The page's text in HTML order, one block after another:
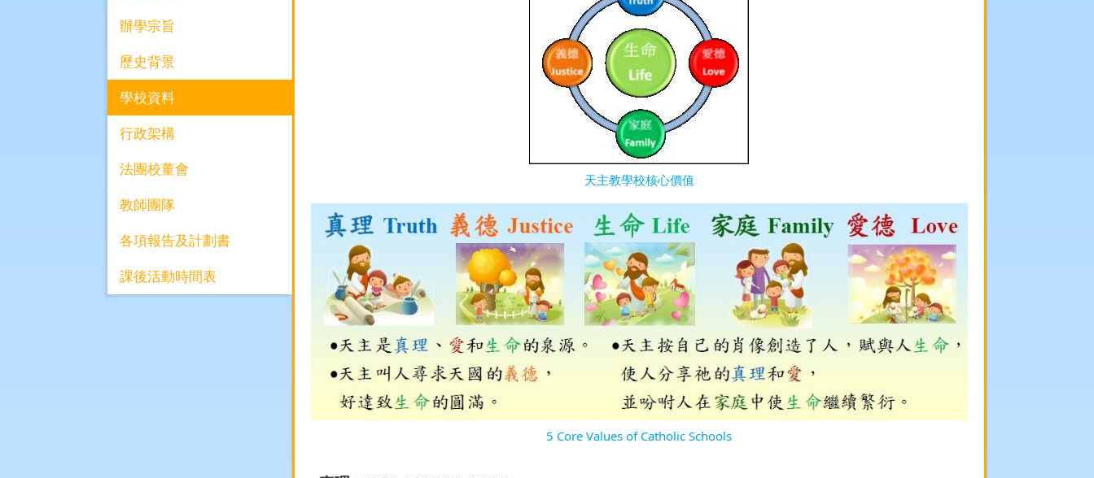
天主教學校核心價值
5 Core Values of Catholic Schools
辦學宗旨
歷史背景
學校資料
行政架構
法團校董會
教師團隊
各項報告及計劃書
課後活動時間表